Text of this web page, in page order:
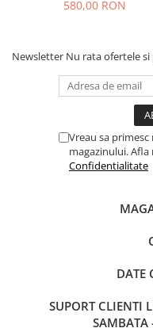
580,00 RON
Newsletter Nu rata ofertele
Vreau sa
magazinului.
Confidentialitate
DATE
SUPORT CLIENTI